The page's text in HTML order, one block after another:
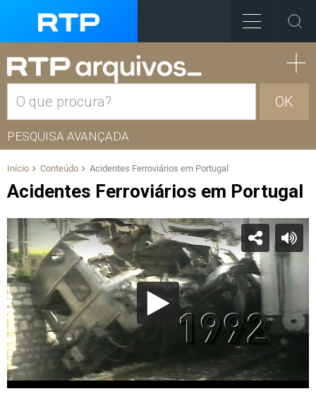
OK
PESQUISA AVANÇADA
Início Conteúdo Acidentes Ferroviários em Portugal
Acidentes Ferroviários em Portugal